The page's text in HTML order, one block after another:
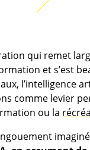
qui remet
et s’est
l’intelligence
comme levier
ou la